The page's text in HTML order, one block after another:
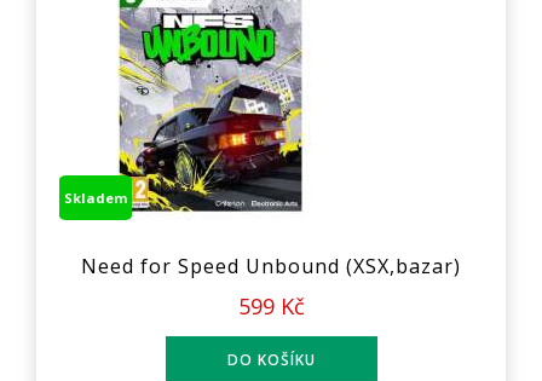
Skladem
Need for Speed Unbound (XSX,bazar)
599 Kč